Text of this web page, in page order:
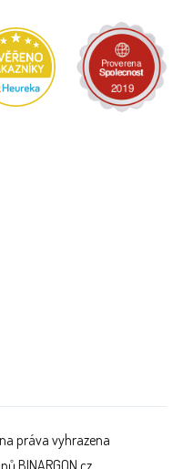
práva vyhrazena